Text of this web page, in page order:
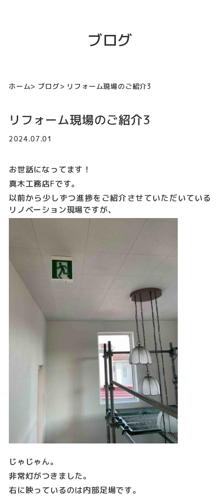
ブログ
ホーム ブログ リフォーム現場のご紹介3
リフォーム現場のご紹介3
2024.07.01
お世話になってます！
真木工務店Fです。
以前から少しずつ進捗をご紹介させていただいている
リノベーション現場ですが、
じゃじゃん。
非常灯がつきました。
右に映っているのは内部足場です。